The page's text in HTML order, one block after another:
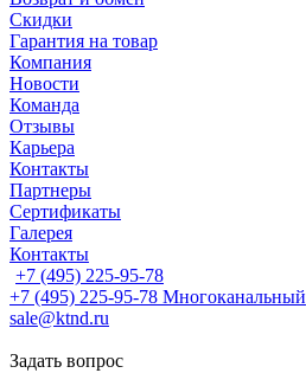
Скидки
Гарантия на товар
Компания
Новости
Команда
Отзывы
Карьера
Контакты
Партнеры
Сертификаты
Галерея
Контакты
+7 (495) 225-95-78
+7 (495) 225-95-78 Многоканальный
sale@ktnd.ru
Задать вопрос